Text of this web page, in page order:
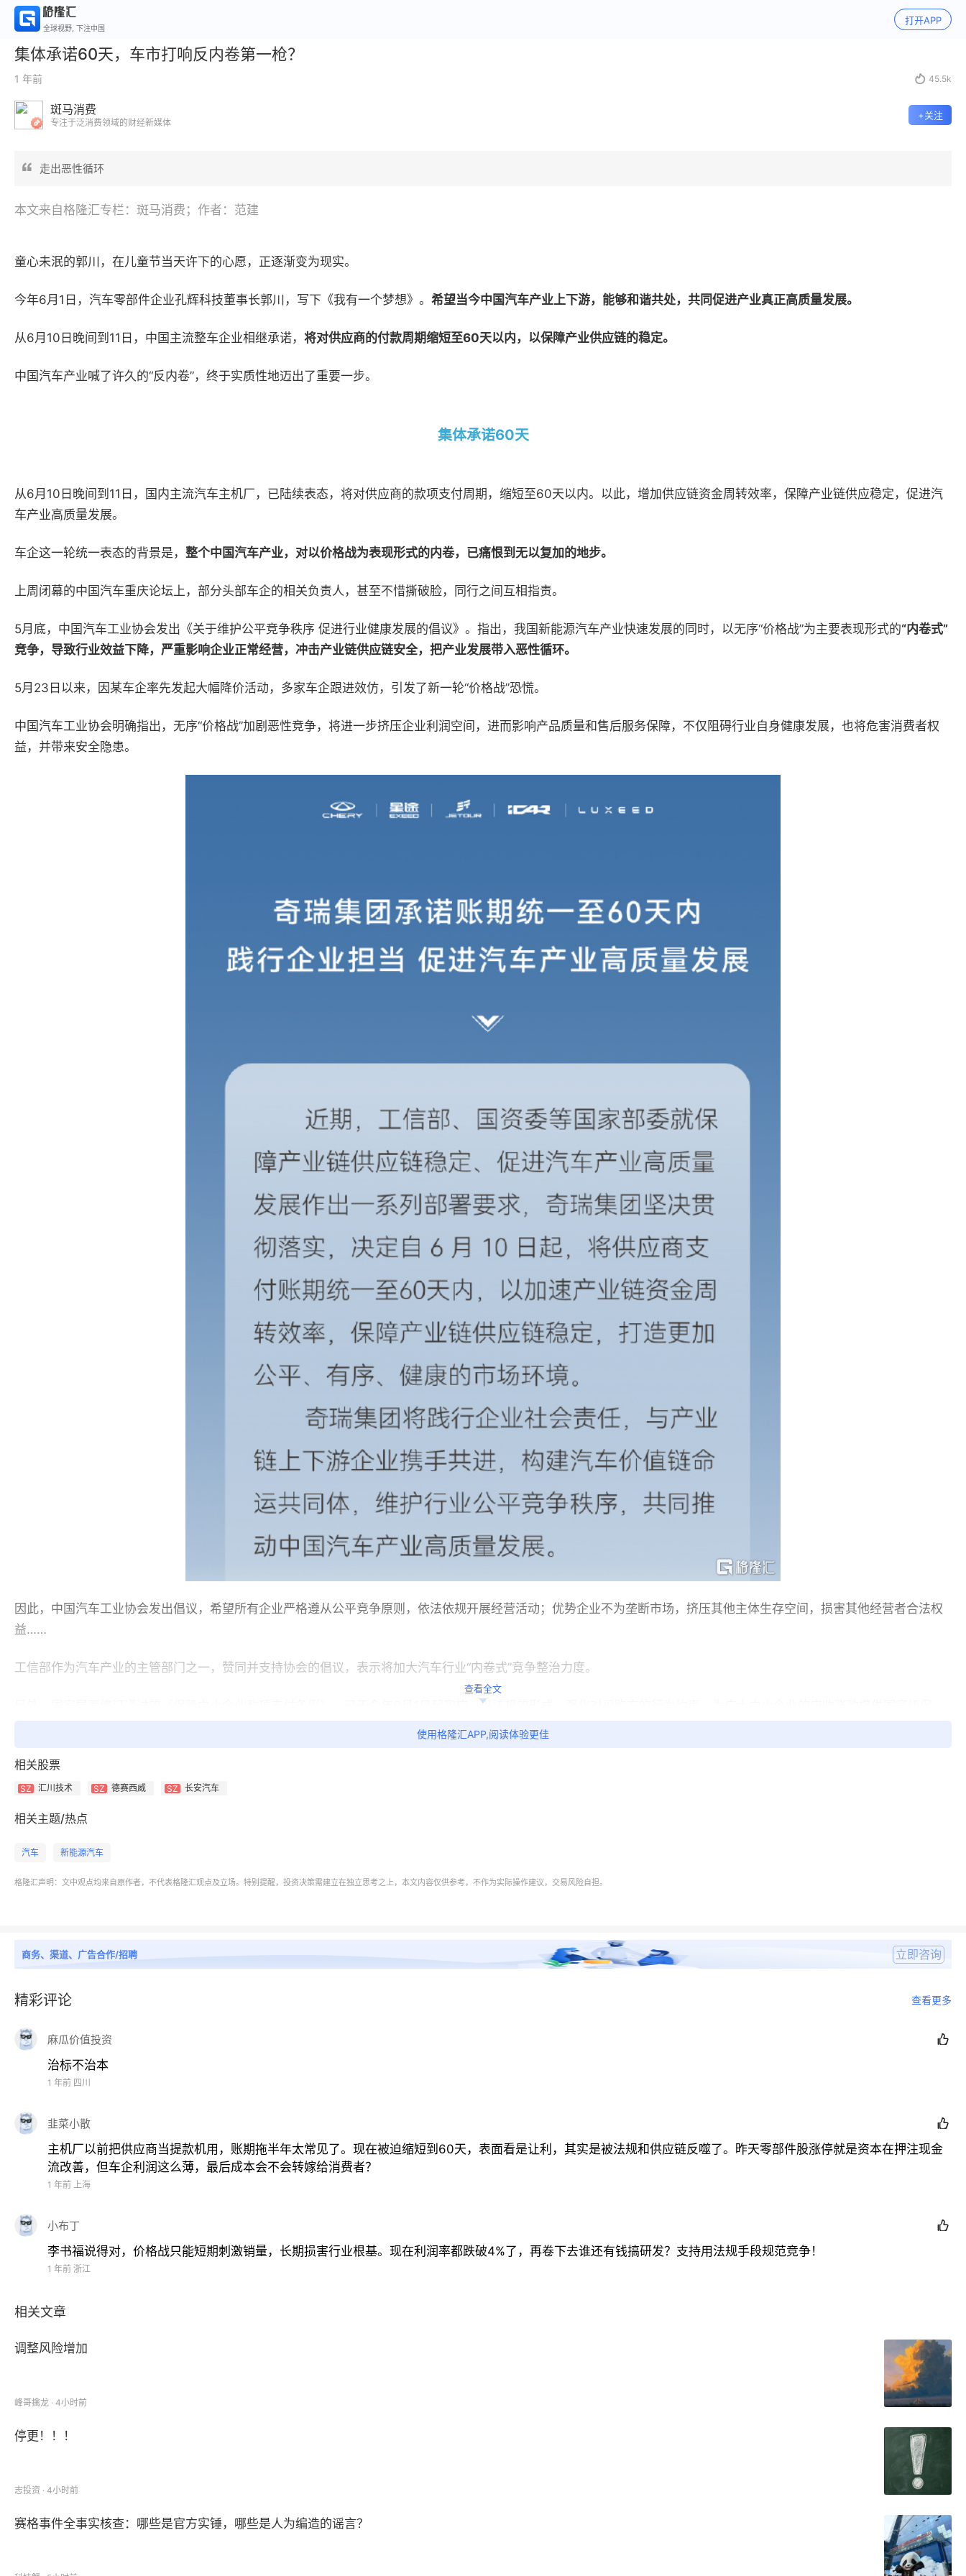
全球视野, 下注中国
打开APP
集体承诺60天，车市打响反内卷第一枪？
1 年前  45.5k
斑马消费
专注于泛消费领域的财经新媒体
+关注
走出恶性循环
本文来自格隆汇专栏：斑马消费；作者：范建
童心未泯的郭川，在儿童节当天许下的心愿，正逐渐变为现实。
今年6月 1 日，汽车零部件企业孔辉科技董事长郭川，写下《我有一个梦想》。 希望当今中国汽车产业上下游，能够和谐共处，共同促进产业真正高质量发展。
从6月 10 日晚间到 11 日，中国主流整车企业相继承诺， 将对供应商的付款周期缩短至60天以内，以保障产业供应链的稳定。
中国汽车产业喊了许久的“反内卷”，终于实质性地迈出了重要一步。
集体承诺60天
从6月 10 日晚间到 11 日，国内主流汽车主机厂，已陆续表态，将对供应商的款项支付周期，缩短至60天以内。以此，增加供应链资金周转效率，保障产业链供应稳定，促进汽
车产业高质量发展。
车企这一轮统一表态的背景是， 整个中国汽车产业，对以价格战为表现形式的内卷，已痛恨到无以复加的地步。
上周闭幕的中国汽车重庆论坛上，部分头部车企的相关负责人，甚至不惜撕破脸，同行之间互相指责。
5月底，中国汽车工业协会发出《关于维护公平竞争秩序 促进行业健康发展的倡议》。指出，我国新能源汽车产业快速发展的同时，以无序“价格战”为主要表现形式的“内卷式”
竞争，导致行业效益下降，严重影响企业正常经营，冲击产业链供应链安全，把产业发展带入恶性循环。
5月 23 日以来，因某车企率先发起大幅降价活动，多家车企跟进效仿，引发了新一轮“价格战”恐慌。
中国汽车工业协会明确指出，无序“价格战”加剧恶性竞争，将进一步挤压企业利润空间，进而影响产品质量和售后服务保障，不仅阻碍行业自身健康发展，也将危害消费者权
益，并带来安全隐患。
因此，中国汽车工业协会发出倡议，希望所有企业严格遵从公平竞争原则，依法依规开展经营活动；优势企业不为垄断市场，挤压其他主体生存空间，损害其他经营者合法权
益……
工信部作为汽车产业的主管部门之一，赞同并支持协会的倡议，表示将加大汽车行业“内卷式”竞争整治力度。
日起实施，以法规的形式，强化对采购方的行为约束，为广大中小企业的应收账款提供国家级保
受主机厂承诺大幅缩短账期刺激，昨日，
最近几年，汽车从传统燃油向新能源快速切换，中国汽车产业提前布局，已实现了弯道超车。
对于普通消费者而言，汽车降价的确可以降低购买门槛，但由此可能带来的产品和服务品质的下降，不容忽视。
正如吉利董事长李书福在一次演讲中提到，中国汽车工业的内卷程度已居全球之首，价格战愈演愈烈，这种态势具有两面性。“如果市场环境成熟、法规完善且执行严格，竞争
他警示，过度的内卷和单纯依赖价格战，可能会导致产品质量下降、造假售假以及无序竞争等问题。
务成本，供应商实际已成为了主机厂的“无息资金池”，盈利能力进一步减弱。
零部件供应商在主机厂尤其是头部车企面前，普遍没有主动权。为了拿下订单，即便面对不合理的商务条款，也只能咬牙被动接受。
年，《财经》通过对中国上市车企的财报分析，得出惊人结论：
我们通过对
汇川技术是新能源电驱系统的头部企业，
德赛西威为智能座舱头部公司，最近几年，该公司应收账款周转天数同样显著上升，
在新能源电池市场，拥有绝对话语权的宁德时代，也不例外。公司应收账款周转天数，从
的利润率水平。今年一季度，汽车制造业利润率进一步降至3.9%。
查看全文
使用格隆汇APP,阅读体验更佳
相关股票
SZ 汇川技术 SZ 德赛西威 SZ 长安汽车
相关主题/热点
汽车 新能源汽车
格隆汇声明：文中观点均来自原作者，不代表格隆汇观点及立场。特别提醒，投资决策需建立在独立思考之上，本文内容仅供参考，不作为实际操作建议，交易风险自担。
商务、渠道、广告合作/招聘 立即咨询
精彩评论 查看更多
麻瓜价值投资 
治标不治本
1 年前 四川
韭菜小散 
主机厂以前把供应商当提款机用，账期拖半年太常见了。现在被迫缩短到60天，表面看是让利，其实是被法规和供应链反噬了。昨天零部件股涨停就是资本在押注现金
流改善，但车企利润这么薄，最后成本会不会转嫁给消费者？
1 年前 上海
小布丁 
李书福说得对，价格战只能短期刺激销量，长期损害行业根基。现在利润率都跌破4%了，再卷下去谁还有钱搞研发？支持用法规手段规范竞争！
1 年前 浙江
相关文章
调整风险增加
峰哥擒龙 · 4小时前
停更！！！
志投资 · 4小时前
赛格事件全事实核查：哪些是官方实锤，哪些是人为编造的谣言？